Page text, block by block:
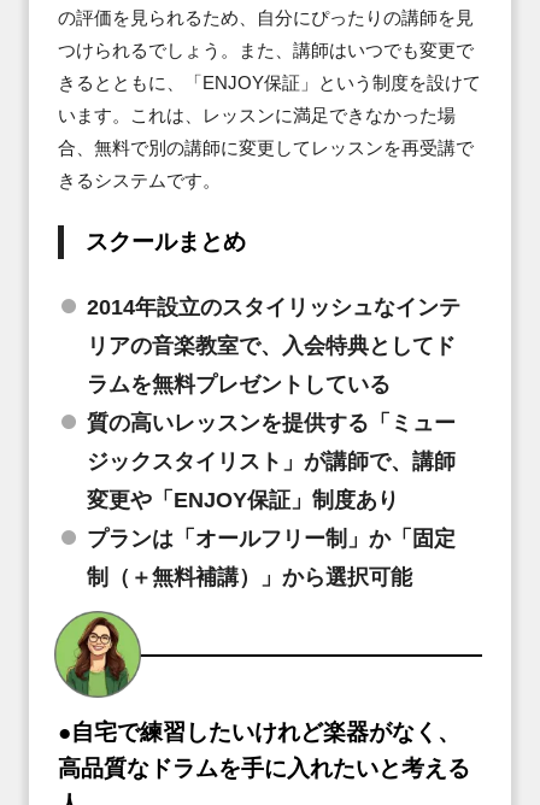
の評価を見られるため、自分にぴったりの講師を見
つけられるでしょう。また、講師はいつでも変更で
きるとともに、「ENJOY保証」という制度を設けて
います。これは、レッスンに満足できなかった場
合、無料で別の講師に変更してレッスンを再受講で
きるシステムです。
スクールまとめ
2014年設立のスタイリッシュなインテ
リアの音楽教室で、入会特典としてド
ラムを無料プレゼントしている
質の高いレッスンを提供する「ミュー
ジックスタイリスト」が講師で、講師
変更や「ENJOY保証」制度あり
プランは「オールフリー制」か「固定
制（＋無料補講）」から選択可能
●自宅で練習したいけれど楽器がなく、
高品質なドラムを手に入れたいと考える